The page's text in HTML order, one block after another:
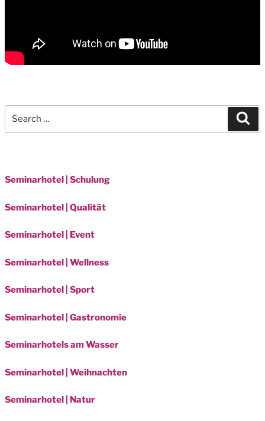
Seminarhotel | Schulung
Seminarhotel | Qualität
Seminarhotel | Event
Seminarhotel | Wellness
Seminarhotel | Sport
Seminarhotel | Gastronomie
Seminarhotels am Wasser
Seminarhotel | Weihnachten
Seminarhotel | Natur